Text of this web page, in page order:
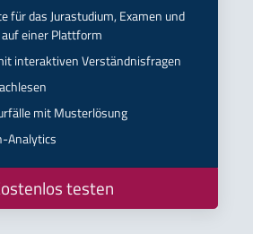
für das Jurastudium, Examen und
einer Plattform
interaktiven Verständnisfragen
mit Musterlösung
Analytics
testen